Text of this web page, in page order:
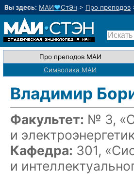
Вы здесь: МАИ♥СтЭн > Про преподов
Про преподов МАИ
Символика МАИ
Владимир
Факультет: № 3,
и
Кафедра: 301,
и